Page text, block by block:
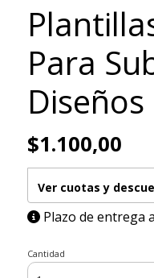
Para
$1.100,00
Ver cuotas y
Plazo de entrega
Cantidad